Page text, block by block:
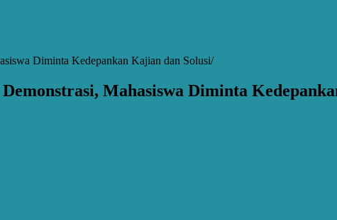
Diminta Kedepankan Kajian dan Solusi
Mahasiswa Diminta